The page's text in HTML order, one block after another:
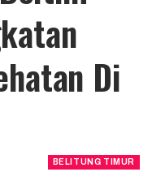
Di
BELITUNG TIMUR